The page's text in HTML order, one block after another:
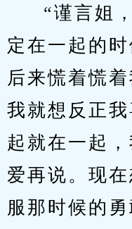
“谨言姐
定在一起的
后来慌着慌
我就想反正
起就在一起
爱再说。现
服那时候的